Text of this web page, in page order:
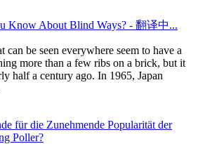
Know About Blind Ways? - 翻译中...
can be seen everywhere seem to have a
more than a few ribs on a brick, but it
half a century ago. In 1965, Japan
für die Zunehmende Popularität der
Poller?